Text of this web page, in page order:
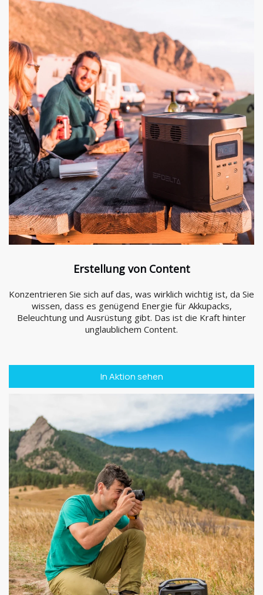
Erstellung von Content
Konzentrieren Sie sich auf das, was wirklich wichtig ist, da Sie
wissen, dass es genügend Energie für Akkupacks,
Beleuchtung und Ausrüstung gibt. Das ist die Kraft hinter
unglaublichem Content.
In Aktion sehen